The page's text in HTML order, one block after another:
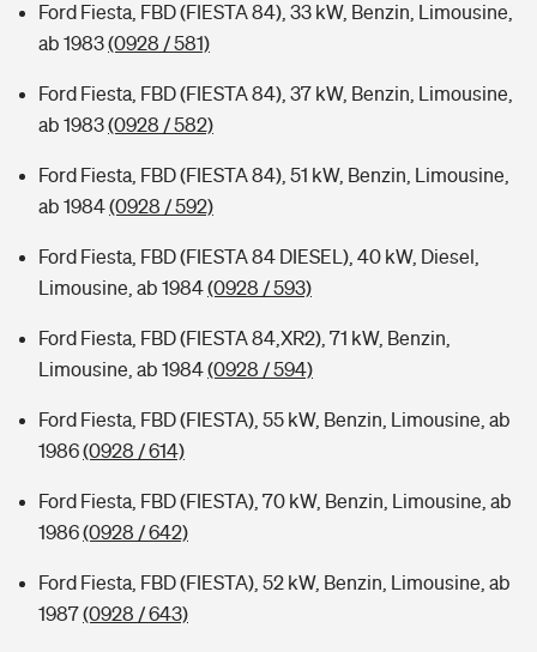
Ford Fiesta, FBD (FIESTA 84), 33 kW, Benzin, Limousine,
ab 1983(0928 / 581)
Ford Fiesta, FBD (FIESTA 84), 37 kW, Benzin, Limousine,
ab 1983(0928 / 582)
Ford Fiesta, FBD (FIESTA 84), 51 kW, Benzin, Limousine,
ab 1984(0928 / 592)
Ford Fiesta, FBD (FIESTA 84 DIESEL), 40 kW, Diesel,
Limousine, ab 1984(0928 / 593)
Ford Fiesta, FBD (FIESTA 84,XR2), 71 kW, Benzin,
Limousine, ab 1984(0928 / 594)
Ford Fiesta, FBD (FIESTA), 55 kW, Benzin, Limousine, ab
1986(0928 / 614)
Ford Fiesta, FBD (FIESTA), 70 kW, Benzin, Limousine, ab
1986(0928 / 642)
Ford Fiesta, FBD (FIESTA), 52 kW, Benzin, Limousine, ab
1987(0928 / 643)